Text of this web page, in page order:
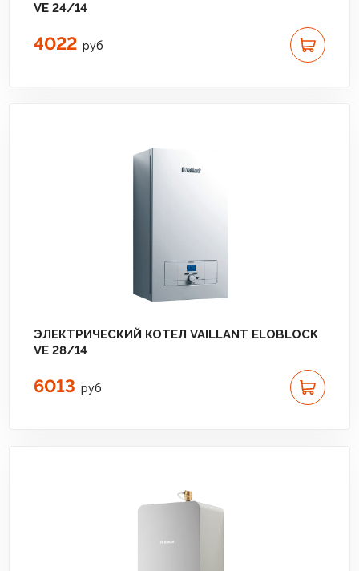
VE 24/14
4022 руб
ЭЛЕКТРИЧЕСКИЙ КОТЕЛ VAILLANT ELOBLOCK
VE 28/14
6013 руб